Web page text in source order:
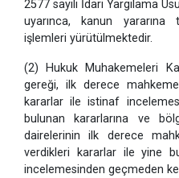
2577 sayılı İdari Yargılama
uyarınca, kanun yararına
işlemleri yürütülmektedir.
(2) Hukuk Muhakemeleri
gereği, ilk derece
kararlar ile istinaf
bulunan kararlarına ve
dairelerinin ilk derece
verdikleri kararlar ile yine
incelemesinden geçmeden